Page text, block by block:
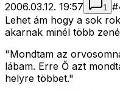
2006.03.12. 19:57 1 #
Lehet ám hogy a sok
akarnak minél több
"Mondtam az
lábam. Erre Ő azt
helyre többet."